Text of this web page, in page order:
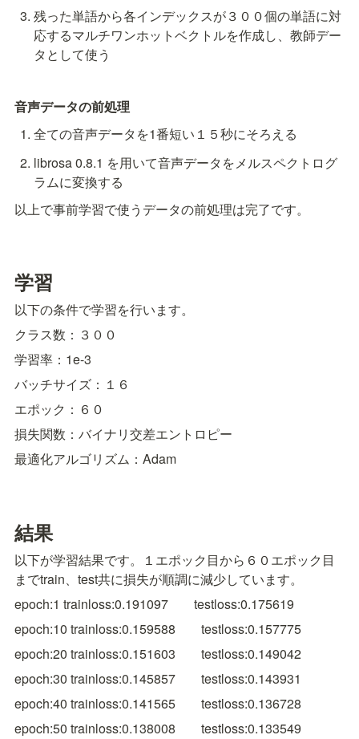
残った単語から各インデックスが３００個の単語に対
応するマルチワンホットベクトルを作成し、教師デー
タとして使う
音声データの前処理
全ての音声データを1番短い１５秒にそろえる
librosa 0.8.1 を用いて音声データをメルスペクトログ
ラムに変換する
以上で事前学習で使うデータの前処理は完了です。
学習
以下の条件で学習を行います。
クラス数：３００
学習率：1e-3
バッチサイズ：１６
エポック：６０
損失関数：バイナリ交差エントロピー
最適化アルゴリズム：Adam
結果
以下が学習結果です。１エポック目から６０エポック目
までtrain、test共に損失が順調に減少しています。
epoch:1 trainloss:0.191097　　testloss:0.175619
epoch:10 trainloss:0.159588　　testloss:0.157775
epoch:20 trainloss:0.151603　　testloss:0.149042
epoch:30 trainloss:0.145857　　testloss:0.143931
epoch:40 trainloss:0.141565　　testloss:0.136728
epoch:50 trainloss:0.138008　　testloss:0.133549